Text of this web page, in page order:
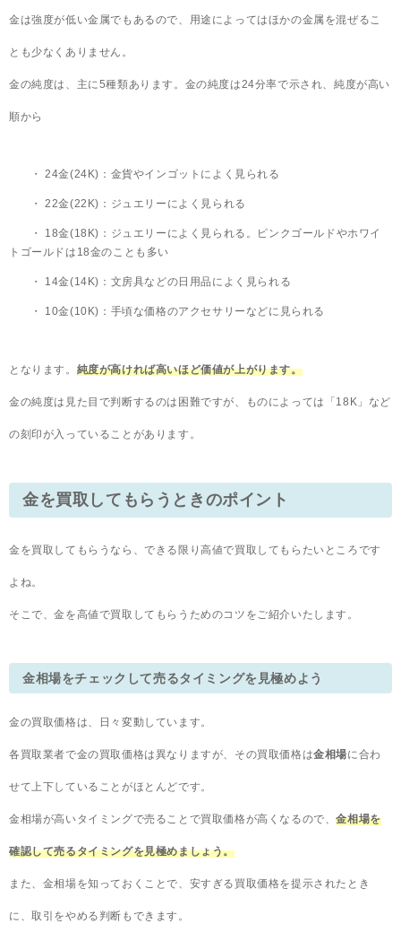
金は強度が低い金属でもあるので、用途によってはほかの金属を混ぜるこ
とも少なくありません。
金の純度は、主に5種類あります。金の純度は24分率で示され、純度が高い
順から
24金(24K)：金貨やインゴットによく見られる
22金(22K)：ジュエリーによく見られる
18金(18K)：ジュエリーによく見られる。ピンクゴールドやホワイ
トゴールドは18金のことも多い
14金(14K)：文房具などの日用品によく見られる
10金(10K)：手頃な価格のアクセサリーなどに見られる
となります。 純度が高ければ高いほど価値が上がります。
金の純度は見た目で判断するのは困難ですが、ものによっては「18K」など
の刻印が入っていることがあります。
金を買取してもらうときのポイント
金を買取してもらうなら、できる限り高値で買取してもらたいところです
よね。
そこで、金を高値で買取してもらうためのコツをご紹介いたします。
金相場をチェックして売るタイミングを見極めよう
金の買取価格は、日々変動しています。
各買取業者で金の買取価格は異なりますが、その買取価格は金相場に合わ
せて上下していることがほとんどです。
金相場が高いタイミングで売ることで買取価格が高くなるので、金相場を
確認して売るタイミングを見極めましょう。
また、金相場を知っておくことで、安すぎる買取価格を提示されたとき
に、取引をやめる判断もできます。